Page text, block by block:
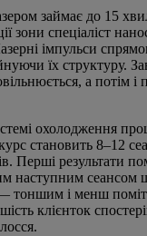
займає до 15
зони спеціаліст
імпульси
їх структуру.
а потім і
охолодження
становить 8–12
Перші результати
наступним сеансом
тоншим і менш
клієнток